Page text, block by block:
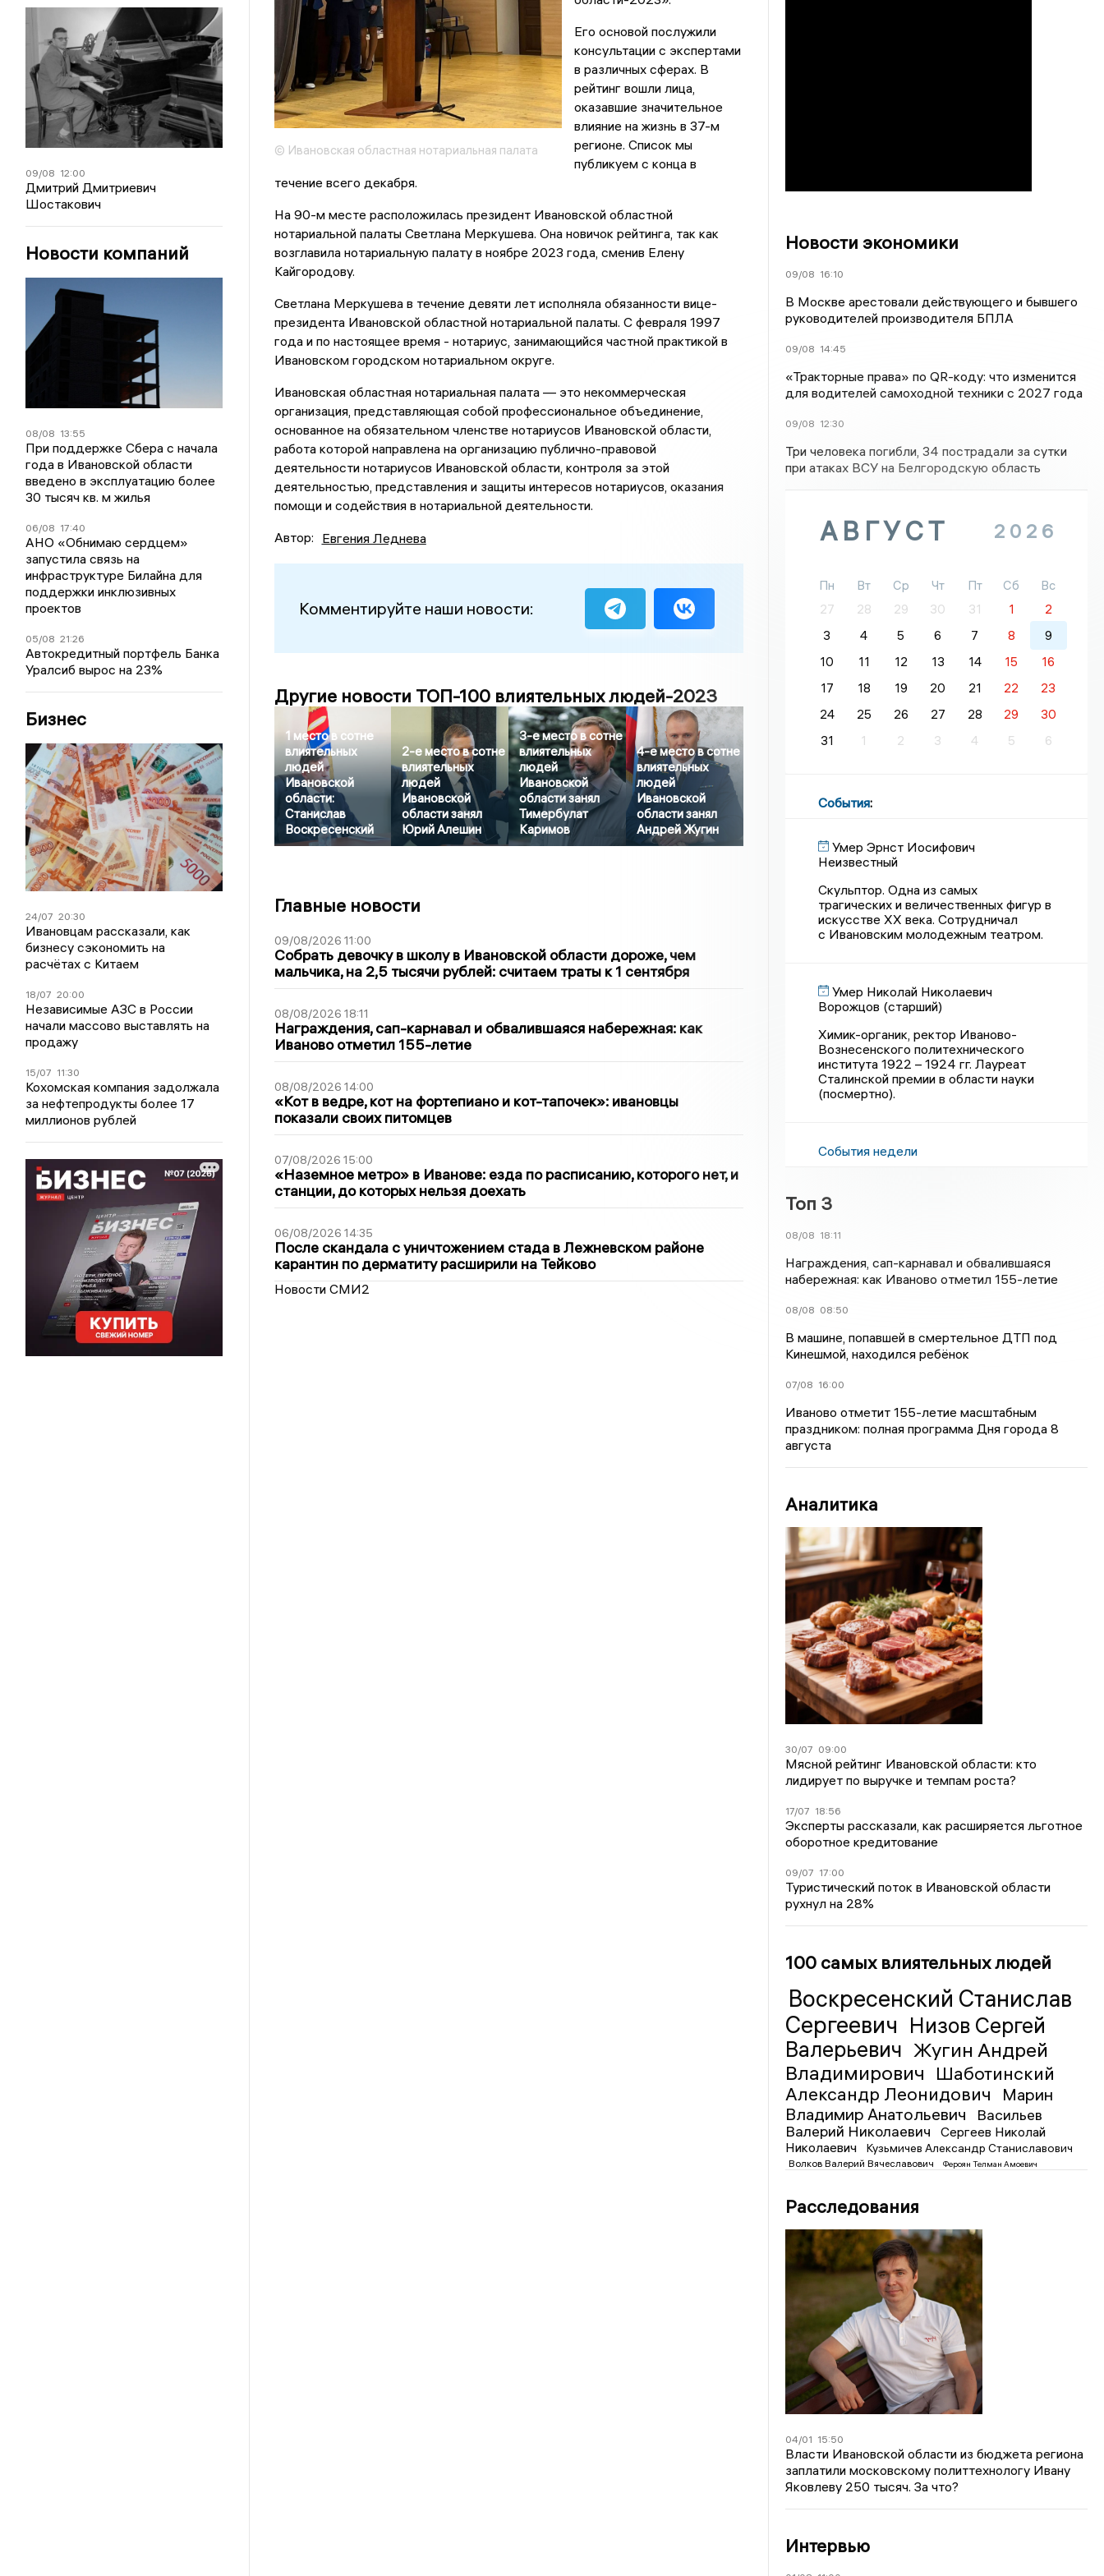
09/08 12:00
Дмитрий Дмитриевич
Шостакович
Новости компаний
08/08 13:55
При поддержке Сбера с начала
года в Ивановской области
введено в эксплуатацию более
30 тысяч кв. м жилья
06/08 17:40
АНО «Обнимаю сердцем»
запустила связь на
инфраструктуре Билайна для
поддержки инклюзивных
проектов
05/08 21:26
Автокредитный портфель Банка
Уралсиб вырос на 23%
Бизнес
24/07 20:30
Ивановцам рассказали, как
бизнесу сэкономить на
расчётах с Китаем
18/07 20:00
Независимые АЗС в России
начали массово выставлять на
продажу
15/07 11:30
Кохомская компания задолжала
за нефтепродукты более 17
миллионов рублей
© Ивановская областная нотариальная палата
Его основой послужили
консультации с экспертами
в различных сферах. В
рейтинг вошли лица,
оказавшие значительное
влияние на жизнь в 37-м
регионе. Список мы
публикуем с конца в
течение всего декабря.
На 90-м месте расположилась президент Ивановской областной
нотариальной палаты Светлана Меркушева. Она новичок рейтинга, так как
возглавила нотариальную палату в ноябре 2023 года, сменив Елену
Кайгородову.
Светлана Меркушева в течение девяти лет исполняла обязанности вице-
президента Ивановской областной нотариальной палаты. С февраля 1997
года и по настоящее время - нотариус, занимающийся частной практикой в
Ивановском городском нотариальном округе.
Ивановская областная нотариальная палата — это некоммерческая
организация, представляющая собой профессиональное объединение,
основанное на обязательном членстве нотариусов Ивановской области,
работа которой направлена на организацию публично-правовой
деятельности нотариусов Ивановской области, контроля за этой
деятельностью, представления и защиты интересов нотариусов, оказания
помощи и содействия в нотариальной деятельности.
Автор: Евгения Леднева
Комментируйте наши новости:
Другие новости ТОП-100 влиятельных людей-2023
1 место в сотне
влиятельных
людей
Ивановской
области:
Станислав
Воскресенский
2-е место в сотне
влиятельных
людей
Ивановской
области занял
Юрий Алешин
3-е место в сотне
влиятельных
людей
Ивановской
области занял
Тимербулат
Каримов
4-е место в сотне
влиятельных
людей
Ивановской
области занял
Андрей Жугин
Главные новости
09/08/2026 11:00
Собрать девочку в школу в Ивановской области дороже, чем
мальчика, на 2,5 тысячи рублей: считаем траты к 1 сентября
08/08/2026 18:11
Награждения, сап-карнавал и обвалившаяся набережная: как
Иваново отметил 155-летие
08/08/2026 14:00
«Кот в ведре, кот на фортепиано и кот-тапочек»: ивановцы
показали своих питомцев
07/08/2026 15:00
«Наземное метро» в Иванове: езда по расписанию, которого нет, и
станции, до которых нельзя доехать
06/08/2026 14:35
После скандала с уничтожением стада в Лежневском районе
карантин по дерматиту расширили на Тейково
Новости СМИ2
Новости экономики
09/08 16:10
В Москве арестовали действующего и бывшего
руководителей производителя БПЛА
09/08 14:45
«Тракторные права» по QR-коду: что изменится
для водителей самоходной техники с 2027 года
09/08 12:30
Три человека погибли, 34 пострадали за сутки
при атаках ВСУ на Белгородскую область
АВГУСТ 2026
Пн Вт Ср Чт Пт Сб
Вс
27
28 29 30 31 1
2
3
4 5 6 7 8
9
10
11 12 13 14 15
16
17
18 19 20 21 22
23
24
25 26 27 28 29
30
31
1 2 3 4 5 6
События:
Умер Эрнст Иосифович
Неизвестный
Скульптор. Одна из самых
трагических и величественных фигур в
искусстве XX века. Сотрудничал
с Ивановским молодежным театром.
Умер Николай Николаевич
Ворожцов (старший)
Химик-органик, ректор Иваново-
Вознесенского политехнического
института 1922 – 1924 гг. Лауреат
Сталинской премии в области науки
(посмертно).
События недели
Топ 3
08/08 18:11
Награждения, сап-карнавал и обвалившаяся
набережная: как Иваново отметил 155-летие
08/08 08:50
В машине, попавшей в смертельное ДТП под
Кинешмой, находился ребёнок
07/08 16:00
Иваново отметит 155-летие масштабным
праздником: полная программа Дня города 8
августа
Аналитика
30/07 09:00
Мясной рейтинг Ивановской области: кто
лидирует по выручке и темпам роста?
17/07 18:56
Эксперты рассказали, как расширяется льготное
оборотное кредитование
09/07 17:00
Туристический поток в Ивановской области
рухнул на 28%
100 самых влиятельных людей
Воскресенский Станислав
Сергеевич Низов Сергей
Валерьевич Жугин Андрей
Владимирович
Шаботинский
Александр Леонидович
Марин
Владимир Анатольевич
Васильев
Валерий Николаевич
Сергеев Николай
Николаевич
Кузьмичев Александр Станиславович
Волков Валерий Вячеславович Фероян Телман Амоевич
Расследования
04/01 15:50
Власти Ивановской области из бюджета региона
заплатили московскому политтехнологу Ивану
Яковлеву 250 тысяч. За что?
Интервью